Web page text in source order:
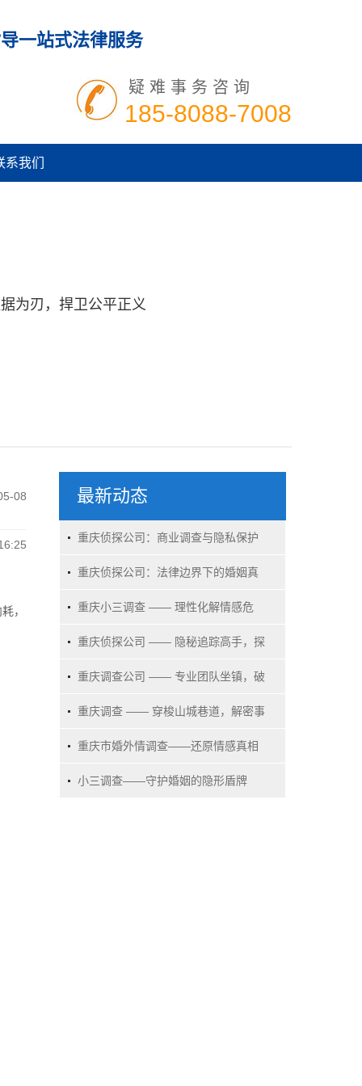
一站式法律服务
疑难事务咨询
185-8088-7008
系我们
为刃，捍卫公平正义
08
，
最新动态
重庆侦探公司：商业调查与隐私保护
的博弈场
重庆侦探公司：法律边界下的婚姻真
相探寻者
重庆小三调查 —— 理性化解情感危
机，守护家庭幸福
重庆侦探公司 —— 隐秘追踪高手，探
寻事实真相
重庆调查公司 —— 专业团队坐镇，破
解各类难题
重庆调查 —— 穿梭山城巷道，解密事
实真相
重庆市婚外情调查——还原情感真相
的利器
小三调查——守护婚姻的隐形盾牌